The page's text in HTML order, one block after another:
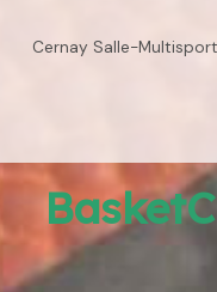
Cernay Salle-